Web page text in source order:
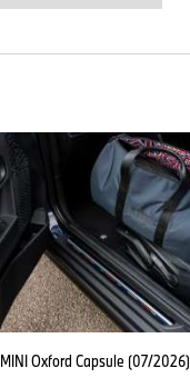
MINI Oxford Capsule (07/2026)